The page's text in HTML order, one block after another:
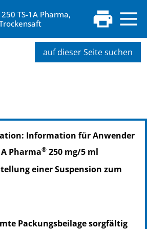
TS-1A Pharma,
auf dieser Seite suchen
Information für Anwender
A Pharma® 250 mg/5 ml
einer Suspension zum
Packungsbeilage sorgfältig